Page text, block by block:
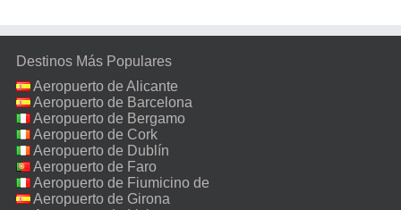
Destinos Más Populares
Aeropuerto de Alicante
Aeropuerto de Barcelona
Aeropuerto de Bergamo
Aeropuerto de Cork
Aeropuerto de Dublín
Aeropuerto de Faro
Aeropuerto de Fiumicino de
Roma
Aeropuerto de Girona